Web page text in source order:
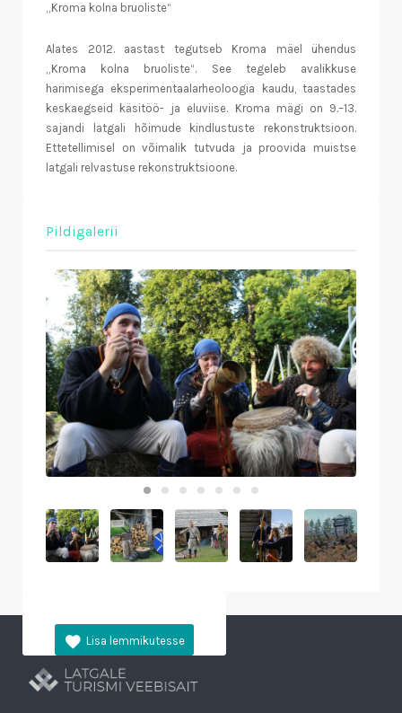
„Kroma kolna bruoliste“
Alates 2012. aastast tegutseb Kroma mäel ühendus
„Kroma kolna bruoliste“. See tegeleb avalikkuse
harimisega eksperimentaalarheoloogia kaudu, taastades
keskaegseid käsitöö- ja eluviise. Kroma mägi on 9.–13.
sajandi latgali hõimude kindlustuste rekonstruktsioon.
Ettetellimisel on võimalik tutvuda ja proovida muistse
latgali relvastuse rekonstruktsioone.
Pildigalerii